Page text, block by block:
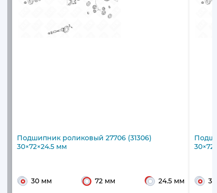
Подшипник роликовый 27706 (31306)
30×72×24.5 мм
30 мм 72 мм 24.5 мм